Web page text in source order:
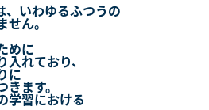
、いわゆるふつうの
せん。
めに
れており、
に
きます。
学習における